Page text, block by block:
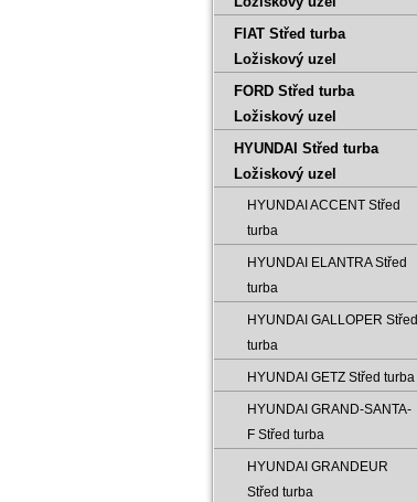
FIAT Střed turba
Ložiskový uzel
FORD Střed turba
Ložiskový uzel
HYUNDAI Střed turba
Ložiskový uzel
HYUNDAI ACCENT Střed
turba
HYUNDAI ELANTRA Střed
turba
HYUNDAI GALLOPER Střed
turba
HYUNDAI GETZ Střed turba
HYUNDAI GRAND-SANTA-
F Střed turba
HYUNDAI GRANDEUR
Střed turba